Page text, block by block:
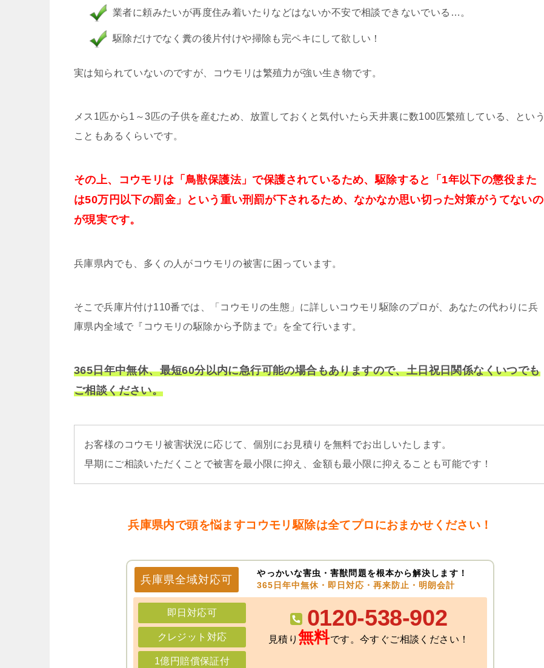
業者に頼みたいが再度住み着いたりなどはないか不安で相談できないでいる…。
駆除だけでなく糞の後片付けや掃除も完ペキにして欲しい！
実は知られていないのですが、コウモリは繁殖力が強い生き物です。
メス1匹から1～3匹の子供を産むため、放置しておくと気付いたら天井裏に数100匹繁殖している、という
こともあるくらいです。
その上、コウモリは「鳥獣保護法」で保護されているため、駆除すると「1年以下の懲役また
は50万円以下の罰金」という重い刑罰が下されるため、なかなか思い切った対策がうてないの
が現実です。
兵庫県内でも、多くの人がコウモリの被害に困っています。
そこで兵庫片付け110番では、「コウモリの生態」に詳しいコウモリ駆除のプロが、あなたの代わりに兵
庫県内全域で『コウモリの駆除から予防まで』を全て行います。
365日年中無休、最短60分以内に急行可能の場合もありますので、土日祝日関係なくいつでも
ご相談ください。
お客様のコウモリ被害状況に応じて、個別にお見積りを無料でお出しいたします。
早期にご相談いただくことで被害を最小限に抑え、金額も最小限に抑えることも可能です！
兵庫県内で頭を悩ますコウモリ駆除は全てプロにおまかせください！
兵庫県全域対応可
やっかいな害虫・害獣問題を根本から解決します！
365日年中無休・即日対応・再来防止・明朗会計
即日対応可
クレジット対応
1億円賠償保証付
0120-538-902
見積り 無料です。今すぐご相談ください！